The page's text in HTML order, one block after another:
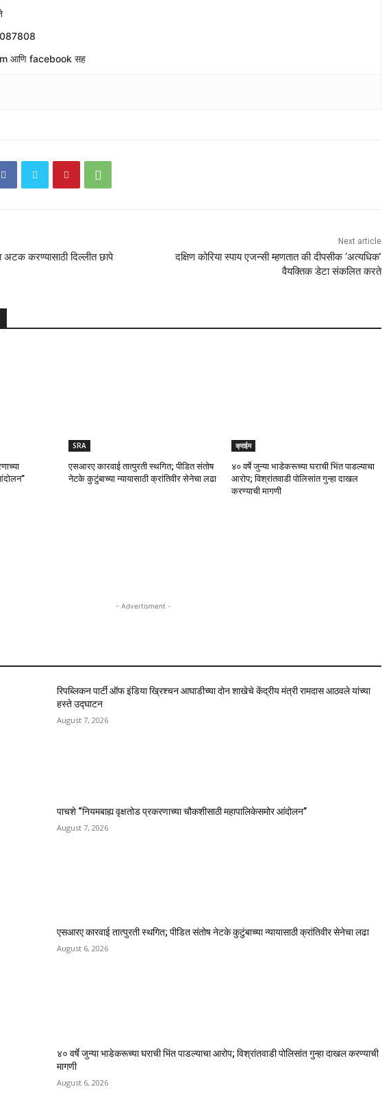
आणि facebook सह
करण्यासाठी दिल्लीत छापे
Next article
दक्षिण कोरिया स्पाय एजन्सी म्हणतात की दीपसीक ‘अत्यधिक’
वैयक्तिक डेटा संकलित करते
SRA
एसआरए कारवाई तात्पुरती स्थगित; पीडित संतोष
नेटके कुटुंबाच्या न्यायासाठी क्रांतिवीर सेनेचा लढा
क्राईम
४० वर्षे जुन्या भाडेकरूच्या घराची भिंत पाडल्याचा
आरोप; विश्रांतवाडी पोलिसांत गुन्हा दाखल
करण्याची मागणी
- Advertisment -
रिपब्लिकन पार्टी ऑफ इंडिया ख्रिश्चन आघाडीच्या दोन शाखेचे केंद्रीय मंत्री रामदास आठवले यांच्या
हस्ते उद्घाटन
पाचशे “नियमबाह्य वृक्षतोड प्रकरणाच्या चौकशीसाठी महापालिकेसमोर आंदोलन”
August 7, 2026